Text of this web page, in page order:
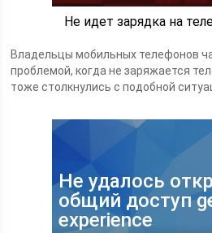
Не идет зарядка на
Владельцы мобильных телефонов
проблемой, когда не заряжается
тоже столкнулись с подобной
Не удалось
общий доступ
experience